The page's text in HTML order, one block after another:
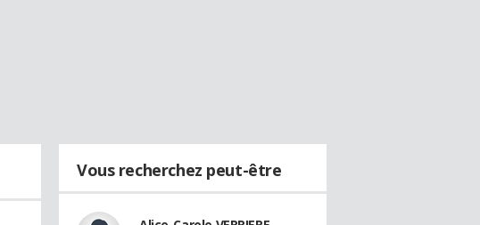
Vous recherchez peut-être